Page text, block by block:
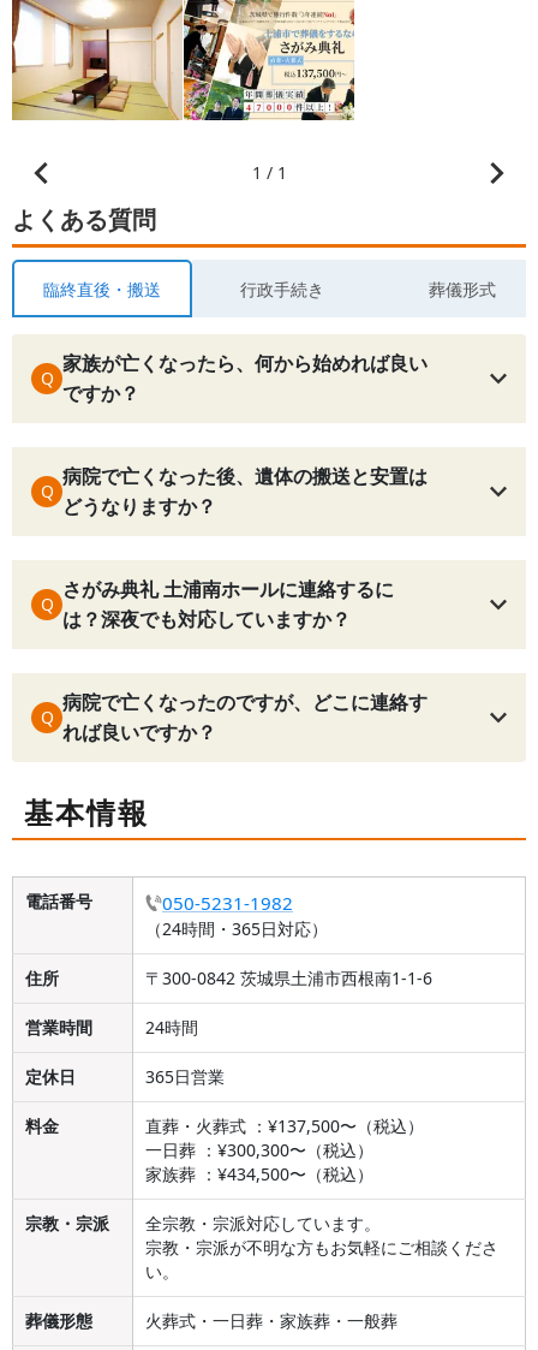
1 / 1
よくある質問
臨終直後・搬送 行政手続き 葬儀形式
Q
家族が亡くなったら、何から始めれば良い
ですか？
Q
病院で亡くなった後、遺体の搬送と安置は
どうなりますか？
Q
さがみ典礼 土浦南ホールに連絡するに
は？深夜でも対応していますか？
Q
病院で亡くなったのですが、どこに連絡す
れば良いですか？
基本情報
電話番号 050-5231-1982
（24時間・365日対応）
住所 〒300-0842 茨城県土浦市西根南1-1-6
営業時間 24時間
定休日 365日営業
料金
直葬・火葬式 ：¥137,500〜（税込）
一日葬 ：¥300,300〜（税込）
家族葬 ：¥434,500〜（税込）
宗教・宗派
全宗教・宗派対応しています。
宗教・宗派が不明な方もお気軽にご相談くださ
い。
葬儀形態 火葬式・一日葬・家族葬・一般葬